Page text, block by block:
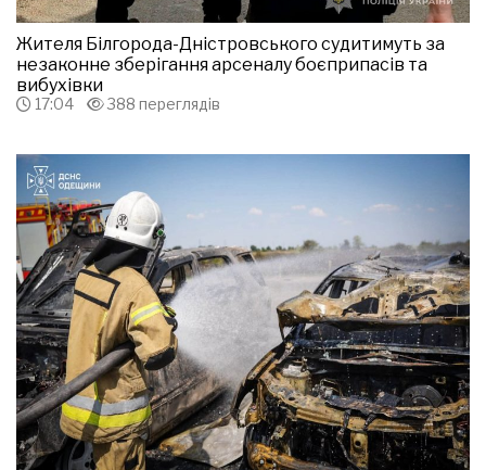
Жителя Білгорода-Дністровського судитимуть за
незаконне зберігання арсеналу боєприпасів та
вибухівки
17:04 388 переглядів